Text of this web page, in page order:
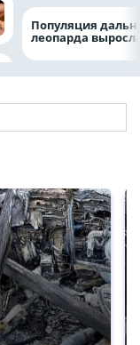
Популяция
леопарда